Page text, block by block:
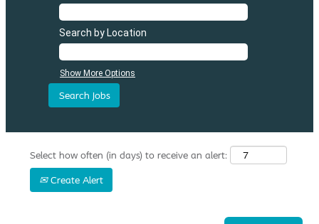
Search by Location
Show More Options
Select how often (in days) to receive an alert:
Create Alert